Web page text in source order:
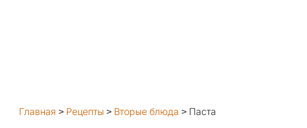
Главная > Рецепты > Вторые блюда > Паста